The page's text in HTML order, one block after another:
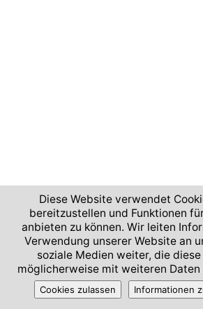
Diese Website verwendet
bereitzustellen und Funktionen
anbieten zu können. Wir leiten
Verwendung unserer Website an
soziale Medien weiter, die
möglicherweise mit weiteren Daten
Cookies zulassen Informationen